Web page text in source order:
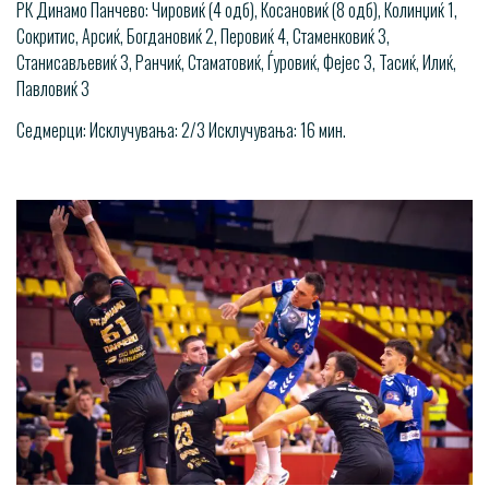
РК Динамо Панчево: Чировиќ (4 одб), Косановиќ (8 одб), Колинџиќ 1,
Сокритис, Арсиќ, Богдановиќ 2, Перовиќ 4, Стаменковиќ 3,
Станисављевиќ 3, Ранчиќ, Стаматовиќ, Ѓуровиќ, Фејес 3, Тасиќ, Илиќ,
Павловиќ 3
Седмерци: Исклучувања: 2/3 Исклучувања: 16 мин.